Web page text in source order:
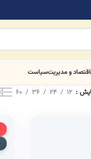
اقتصاد و مدیریتسیاست
12
24
36
60